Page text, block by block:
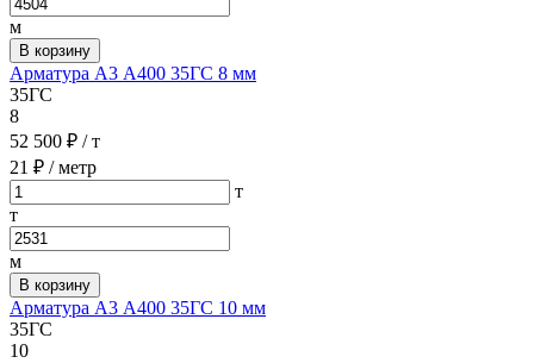
м
В корзину
Арматура А3 А400 35ГС 8 мм
35ГС
8
52 500 ₽ / т
21 ₽ / метр
т
т
м
В корзину
Арматура А3 А400 35ГС 10 мм
35ГС
10